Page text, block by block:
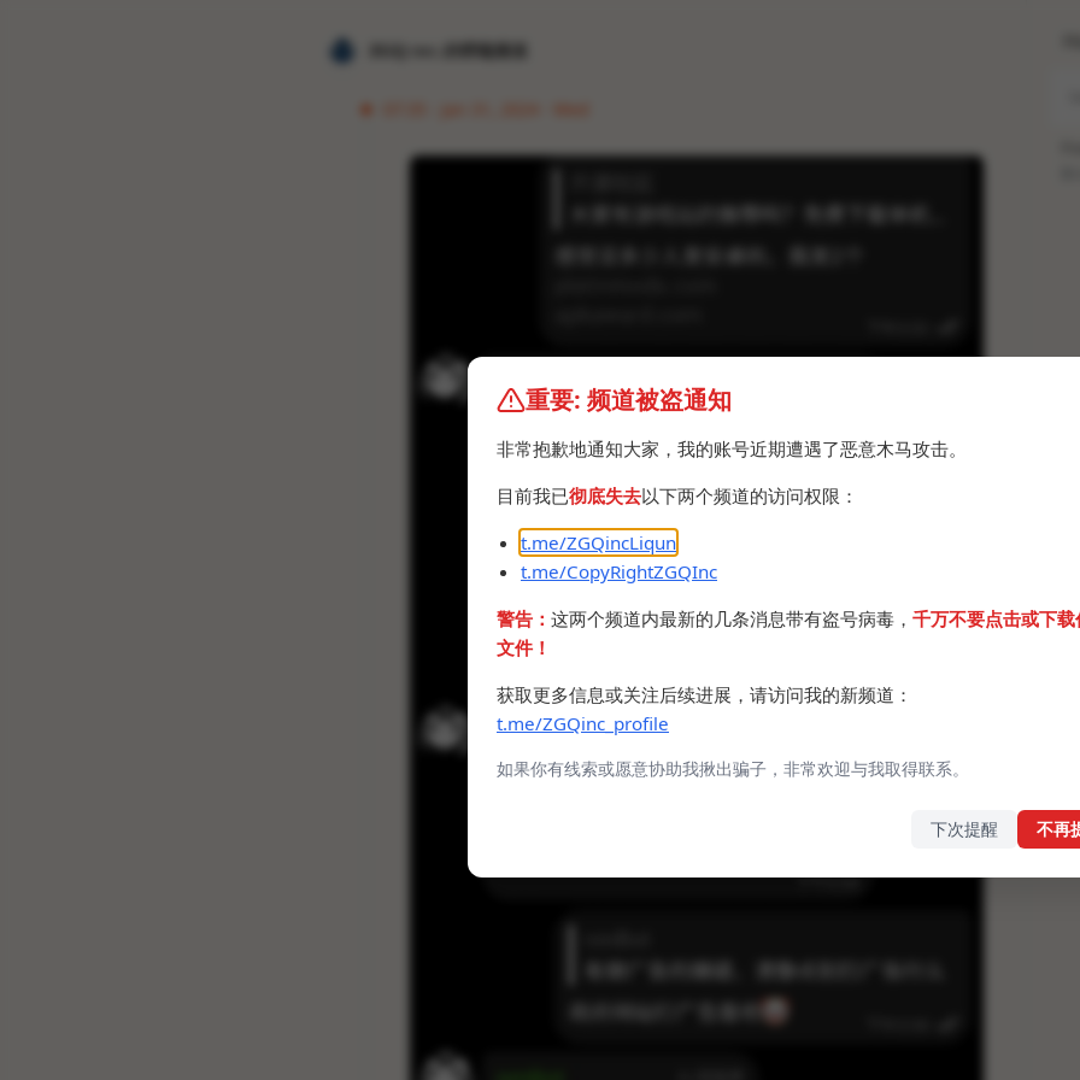
𝐙𝐆𝐐 ɪɴᴄ.的唠嗑频道
重要: 频道被盗通知
非常抱歉地通知大家，我的账号近期遭遇了恶意木马攻击。
目前我已彻底失去以下两个频道的访问权限：
t.me/ZGQincLiqun
t.me/CopyRightZGQInc
警告： 这两个频道内最新的几条消息带有盗号病毒， 千万不要点击或下载
文件！
获取更多信息或关注后续进展，请访问我的新频道：
t.me/ZGQinc_profile
如果你有线索或愿意协助我揪出骗子，非常欢迎与我取得联系。
下次提醒 不再